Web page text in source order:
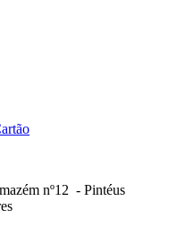
nº12 - Pintéus